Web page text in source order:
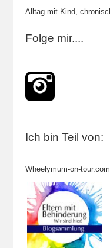
Alltag mit Kind,
Folge mir....
Ich bin Teil von:
Wheelymum-on-tour.com